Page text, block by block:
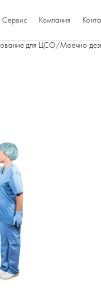
Сервис Компания
для ЦСО/Моечно-